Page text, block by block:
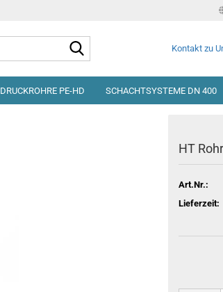
Kontakt zu
DRUCKROHRE PE-HD SCHACHTSYSTEME DN 400
HT
Art.Nr.:
Lieferzeit: